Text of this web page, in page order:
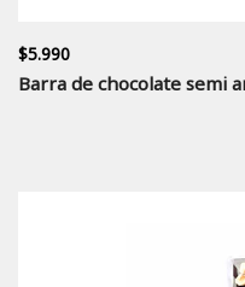
$5.990
Barra de chocolate semi